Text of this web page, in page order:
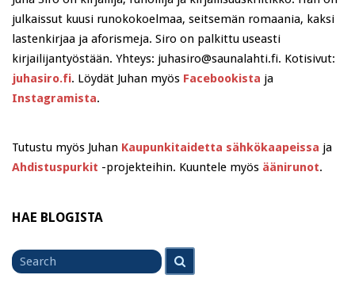
julkaissut kuusi runokokoelmaa, seitsemän romaania, kaksi
lastenkirjaa ja aforismeja. Siro on palkittu useasti
kirjailijantyöstään. Yhteys: juhasiro@saunalahti.fi. Kotisivut:
juhasiro.fi. Löydät Juhan myös Facebookista ja
Instagramista.
Tutustu myös Juhan Kaupunkitaidetta sähkökaapeissa ja
Ahdistuspurkit -projekteihin. Kuuntele myös äänirunot.
HAE BLOGISTA
Search
for